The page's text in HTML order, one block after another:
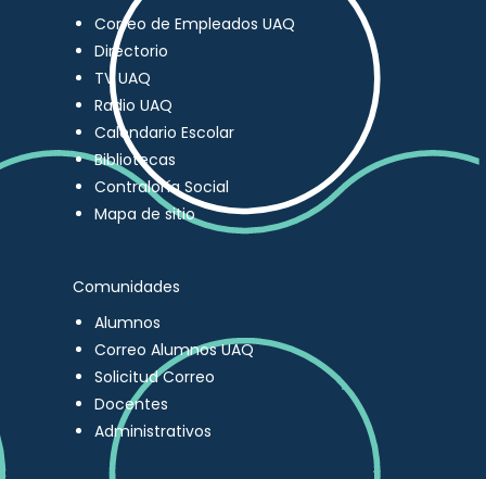
Correo de Empleados UAQ
Directorio
TV UAQ
Radio UAQ
Calendario Escolar
Bibliotecas
Contraloría Social
Mapa de sitio
Comunidades
Alumnos
Correo Alumnos UAQ
Solicitud Correo
Docentes
Administrativos